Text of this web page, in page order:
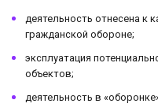
деятельность отнесена к
гражданской обороне;
эксплуатация
объектов;
деятельность в